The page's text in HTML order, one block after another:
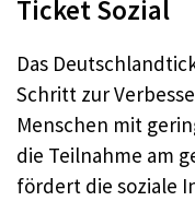
Ticket Sozial
Das
Schritt zur
Menschen mit
die Teilnahme am
fördert die soziale